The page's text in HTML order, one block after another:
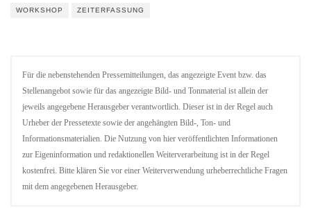
WORKSHOP ZEITERFASSUNG
Für die nebenstehenden Pressemitteilungen, das angezeigte Event bzw. das
Stellenangebot sowie für das angezeigte Bild- und Tonmaterial ist allein der
jeweils angegebene Herausgeber verantwortlich. Dieser ist in der Regel auch
Urheber der Pressetexte sowie der angehängten Bild-, Ton- und
Informationsmaterialien. Die Nutzung von hier veröffentlichten Informationen
zur Eigeninformation und redaktionellen Weiterverarbeitung ist in der Regel
kostenfrei. Bitte klären Sie vor einer Weiterverwendung urheberrechtliche Fragen
mit dem angegebenen Herausgeber.